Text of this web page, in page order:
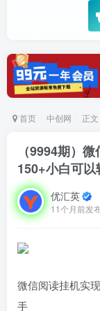
首页 中创网 正文
（9994期）
150+小白可
优汇英
11个月前发
微信阅读挂机实
手